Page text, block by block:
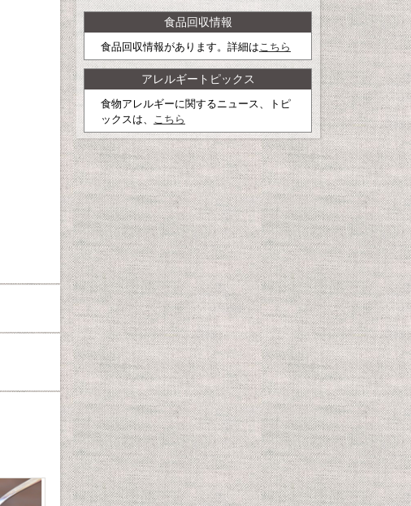
食品回収情報
食品回収情報があります。詳細は こちら
アレルギートピックス
食物アレルギーに関するニュース、トピ
ックスは、
こちら